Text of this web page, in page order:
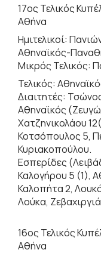
17ος Τελικός
Αθήνα
Ημιτελικοί:
Αθηναϊκός-
Μικρός Τελικός:
Τελικός:
Διαιτητές:
Αθηναϊκός
Χατζηνικολάου
Κοτσόπουλος 5,
Κυριακοπούλου.
Εσπερίδες
Καλογήρου 5 (1),
Καλοπήτα 2,
Λούκα,
16ος Τελικός
Αθήνα